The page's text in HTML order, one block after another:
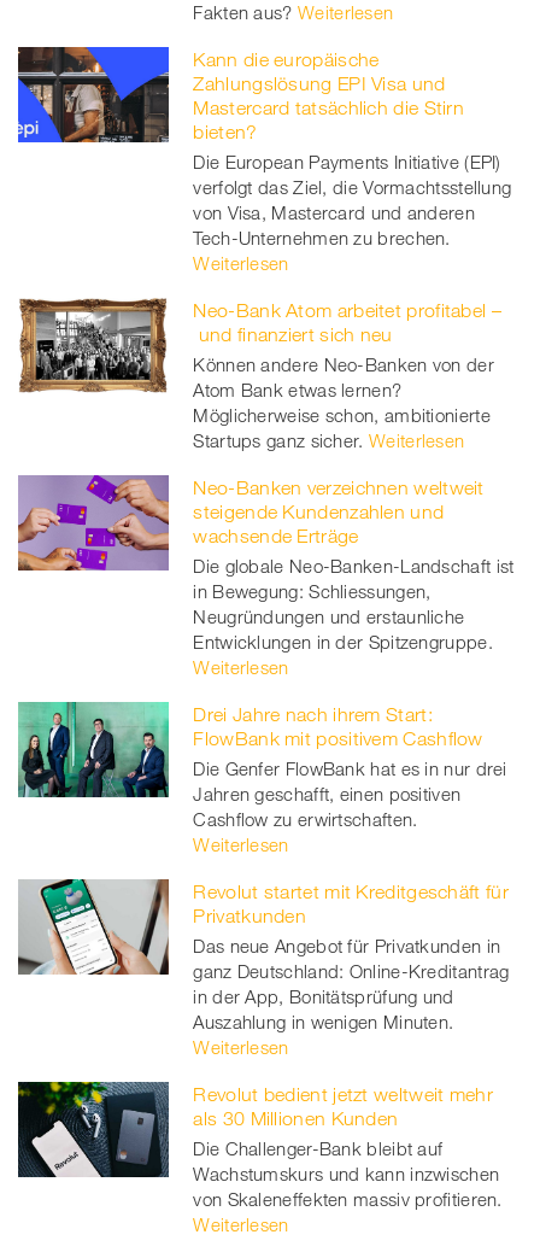
Fakten aus? Weiterlesen
Kann die europäische
Zahlungslösung EPI Visa und
Mastercard tatsächlich die Stirn
bieten?
Die European Payments Initiative (EPI)
verfolgt das Ziel, die Vormachtsstellung
von Visa, Mastercard und anderen
Tech-Unternehmen zu brechen.
Weiterlesen
Neo-Bank Atom arbeitet profitabel –
und finanziert sich neu
Können andere Neo-Banken von der
Atom Bank etwas lernen?
Möglicherweise schon, ambitionierte
Startups ganz sicher. Weiterlesen
Neo-Banken verzeichnen weltweit
steigende Kundenzahlen und
wachsende Erträge
Die globale Neo-Banken-Landschaft ist
in Bewegung: Schliessungen,
Neugründungen und erstaunliche
Entwicklungen in der Spitzengruppe.
Weiterlesen
Drei Jahre nach ihrem Start:
FlowBank mit positivem Cashflow
Die Genfer FlowBank hat es in nur drei
Jahren geschafft, einen positiven
Cashflow zu erwirtschaften.
Weiterlesen
Revolut startet mit Kreditgeschäft für
Privatkunden
Das neue Angebot für Privatkunden in
ganz Deutschland: Online-Kreditantrag
in der App, Bonitätsprüfung und
Auszahlung in wenigen Minuten.
Weiterlesen
Revolut bedient jetzt weltweit mehr
als 30 Millionen Kunden
Die Challenger-Bank bleibt auf
Wachstumskurs und kann inzwischen
von Skaleneffekten massiv profitieren.
Weiterlesen